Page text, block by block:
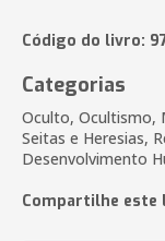
Código do livro:
Categorias
Oculto, Ocultismo,
Seitas e Heresias,
Desenvolvimento
Compartilhe este